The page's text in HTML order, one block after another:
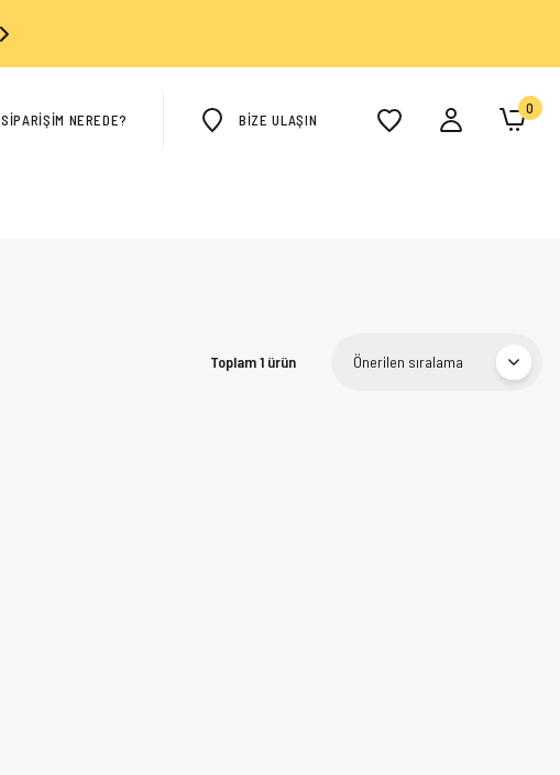
SİPARİŞİM NEREDE? BİZE ULAŞIN
0
Toplam 1 ürün